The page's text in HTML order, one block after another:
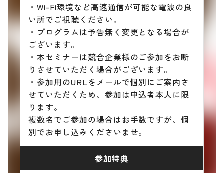
・Wi-Fi環境など高速通信が可能な電波の良
い所でご視聴ください。
・プログラムは予告無く変更となる場合が
ございます。
・本セミナーは競合企業様のご参加をお断
りさせていただく場合がございます。
・参加用のURLをメールで個別にご案内さ
せていただくため、参加は申込者本人に限
ります。
複数名でご参加の場合はお手数ですが、個
別でお申し込みくださいませ。
参加特典